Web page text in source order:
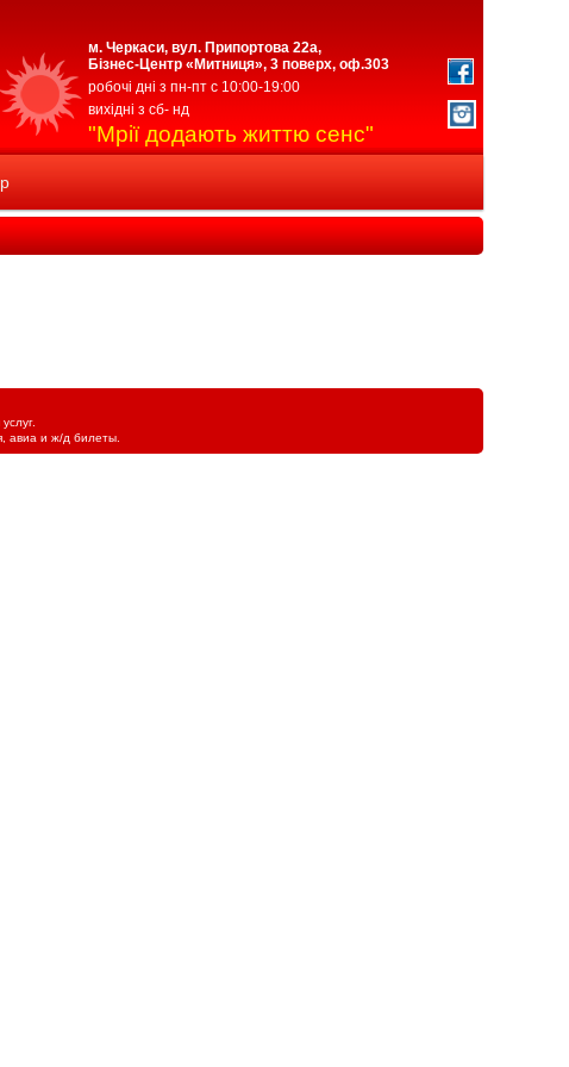
м. Черкаси, вул. Припортова 22а,
Бізнес-Центр «Митниця», 3 поверх, оф.303
робочі дні з пн-пт с 10:00-19:00
вихідні з сб- нд
"Мрії додають життю сенс"
авиа и ж/д билеты.